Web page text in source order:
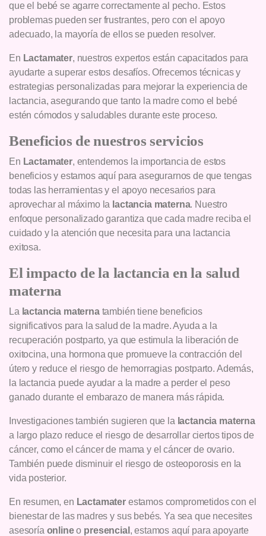
que el bebé se agarre correctamente al pecho. Estos
problemas pueden ser frustrantes, pero con el apoyo
adecuado, la mayoría de ellos se pueden resolver.
En Lactamater, nuestros expertos están capacitados para
ayudarte a superar estos desafíos. Ofrecemos técnicas y
estrategias personalizadas para mejorar la experiencia de
lactancia, asegurando que tanto la madre como el bebé
estén cómodos y saludables durante este proceso.
Beneficios de nuestros servicios
En Lactamater, entendemos la importancia de estos
beneficios y estamos aquí para asegurarnos de que tengas
todas las herramientas y el apoyo necesarios para
aprovechar al máximo la lactancia materna. Nuestro
enfoque personalizado garantiza que cada madre reciba el
cuidado y la atención que necesita para una lactancia
exitosa.
El impacto de la lactancia en la salud
materna
La lactancia maternatambién tiene beneficios
significativos para la salud de la madre. Ayuda a la
recuperación postparto, ya que estimula la liberación de
oxitocina, una hormona que promueve la contracción del
útero y reduce el riesgo de hemorragias postparto. Además,
la lactancia puede ayudar a la madre a perder el peso
ganado durante el embarazo de manera más rápida.
Investigaciones también sugieren que la lactancia materna
a largo plazo reduce el riesgo de desarrollar ciertos tipos de
cáncer, como el cáncer de mama y el cáncer de ovario.
También puede disminuir el riesgo de osteoporosis en la
vida posterior.
En resumen, en Lactamater estamos comprometidos con el
bienestar de las madres y sus bebés. Ya sea que necesites
asesoría onlineo presencial , estamos aquí para apoyarte